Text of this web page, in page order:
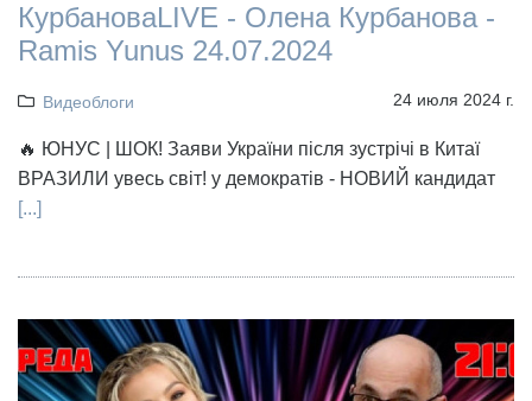
КурбановаLIVE - Олена Курбанова -
Ramis Yunus 24.07.2024
Видеоблоги 24 июля 2024 г.
🔥 ЮНУС | ШОК! Заяви України після зустрічі в Китаї
ВРАЗИЛИ увесь світ! у демократів - НОВИЙ кандидат
[...]